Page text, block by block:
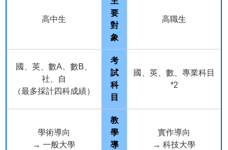
高中生
要
對
象
高職生
國、英、數A、數B、
社、自
（最多採計四科成績）
考
試
科
目
國、英、數、專業科目
*2
學術導向
→ 一般大學
教
學
導
實作導向
→ 科技大學